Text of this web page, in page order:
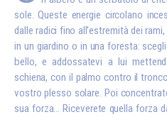
sole. Queste energie circolano
dalle radici fino all'estremità dei
in un giardino o in una foresta:
bello, e addossatevi a lui
schiena, con il palmo contro il
vostro plesso solare. Poi
sua forza... Riceverete quella forza